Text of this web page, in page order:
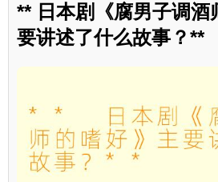
** 日本剧《腐男子调酒
要讲述了什么故事？**